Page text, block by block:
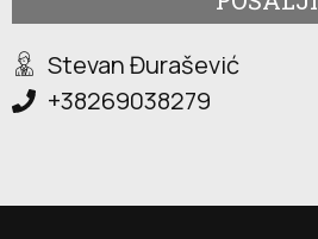
Stevan Đurašević
+38269038279